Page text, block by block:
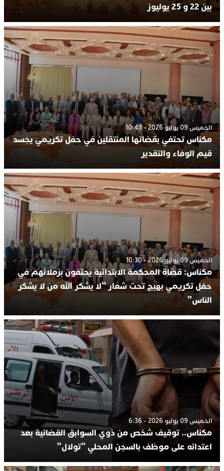
بين 22 و 25 يوليوز
الخميس 09 يوليو 2026 - 10:43
مكناس تحتفي بقضاتها المنتقلين في حفل تكريمي يجسد
قيم الوفاء والتقدير
الخميس 09 يوليو 2026 - 10:30
مكناس: قضاة المحكمة الابتدائية يحتفون بزملائهم في
حفل تكريمي بهيج تحت شعار “لا يشكر الله من لا يشكر
الناس”
الخميس 09 يوليو 2026 - 6:36
مكناس.. توقيف شخص من ذوي السوابق القضائية بعد
اعتدائه على موظف بالسجن المحلي “تولال”